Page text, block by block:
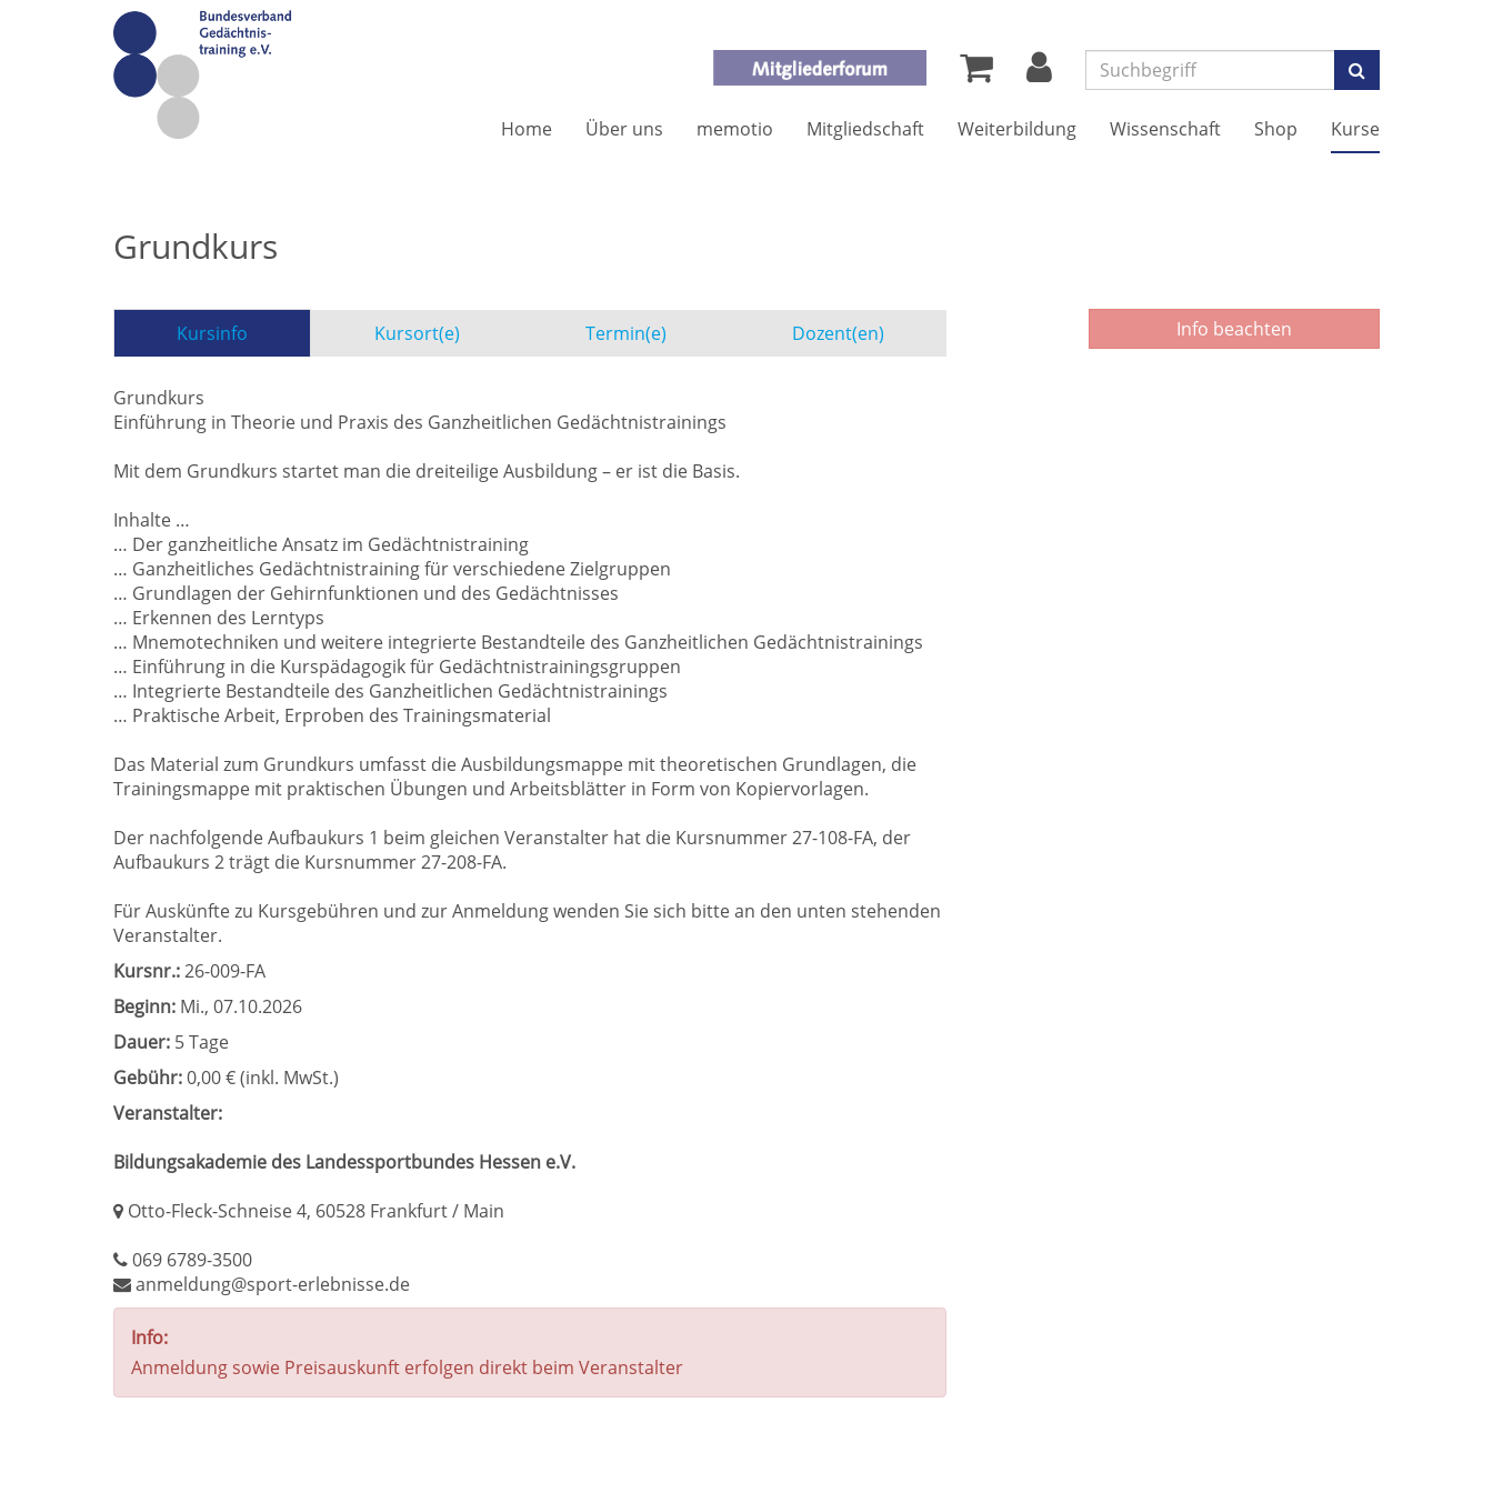
Suchen
Home Über uns memotio Mitgliedschaft Weiterbildung Wissenschaft Shop Kurse
Grundkurs
Kursinfo Kursort(e) Termin(e) Dozent(en)
Grundkurs
Einführung in Theorie und Praxis des Ganzheitlichen Gedächtnistrainings
Mit dem Grundkurs startet man die dreiteilige Ausbildung – er ist die Basis.
Inhalte …
… Der ganzheitliche Ansatz im Gedächtnistraining
… Ganzheitliches Gedächtnistraining für verschiedene Zielgruppen
… Grundlagen der Gehirnfunktionen und des Gedächtnisses
… Erkennen des Lerntyps
… Mnemotechniken und weitere integrierte Bestandteile des Ganzheitlichen Gedächtnistrainings
… Einführung in die Kurspädagogik für Gedächtnistrainingsgruppen
… Integrierte Bestandteile des Ganzheitlichen Gedächtnistrainings
… Praktische Arbeit, Erproben des Trainingsmaterial
Das Material zum Grundkurs umfasst die Ausbildungsmappe mit theoretischen Grundlagen, die
Trainingsmappe mit praktischen Übungen und Arbeitsblätter in Form von Kopiervorlagen.
Der nachfolgende Aufbaukurs 1 beim gleichen Veranstalter hat die Kursnummer 27-108-FA, der
Aufbaukurs 2 trägt die Kursnummer 27-208-FA.
Für Auskünfte zu Kursgebühren und zur Anmeldung wenden Sie sich bitte an den unten stehenden
Veranstalter.
Kursnr.:26-009-FA
Beginn: Mi., 07.10.2026
Dauer: 5 Tage
Gebühr:0,00 € (inkl. MwSt.)
Veranstalter:
Bildungsakademie des Landessportbundes Hessen e.V.
Otto-Fleck-Schneise 4, 60528 Frankfurt / Main
069 6789-3500
anmeldung@sport-erlebnisse.de
Info:
Anmeldung sowie Preisauskunft erfolgen direkt beim Veranstalter
Info beachten